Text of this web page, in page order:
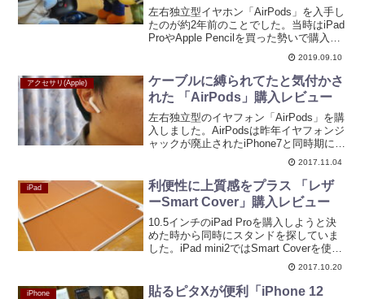
左右独立型イヤホン「AirPods」を入手し
たのが約2年前のことでした。当時はiPad
ProやApple Pencilを買った勢いで購入し
たわけなのですが、実際に使ってみると
とても便利ですっかり日々の生活に欠か
せないほどになっています。た...
2019.09.10
アクセサリ(Apple)
ケーブルに縛られてたと気付かさ
れた 「AirPods」購入レビュー
左右独立型のイヤフォン「AirPods」を購
入しました。AirPodsは昨年イヤフォンジ
ャックが廃止されたiPhone7と同時期に登
場しており、発売されてから日が経って
いるという自分としては珍しいタイミン
グでの購入となりました。発売時は品
薄...
2017.11.04
iPad
利便性に上質感をプラス 「レザ
ーSmart Cover」購入レビュー
10.5インチのiPad Proを購入しようと決
めた時から同時にスタンドを探していま
した。iPad mini2ではSmart Coverを使っ
ており、ディスプレイの保護だけでなく
スタンドとしても機能していて役に立っ
ていたのですが、強力なマグ...
2017.10.20
iPhone
貼るピタXが便利「iPhone 12